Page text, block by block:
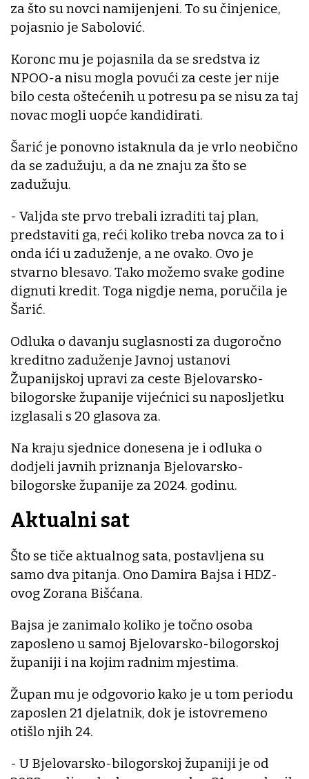
za što su novci namijenjeni. To su činjenice,
pojasnio je Sabolović.
Koronc mu je pojasnila da se sredstva iz
NPOO-a nisu mogla povući za ceste jer nije
bilo cesta oštećenih u potresu pa se nisu za taj
novac mogli uopće kandidirati.
Šarić je ponovno istaknula da je vrlo neobično
da se zadužuju, a da ne znaju za što se
zadužuju.
- Valjda ste prvo trebali izraditi taj plan,
predstaviti ga, reći koliko treba novca za to i
onda ići u zaduženje, a ne ovako. Ovo je
stvarno blesavo. Tako možemo svake godine
dignuti kredit. Toga nigdje nema, poručila je
Šarić.
Odluka o davanju suglasnosti za dugoročno
kreditno zaduženje Javnoj ustanovi
Županijskoj upravi za ceste Bjelovarsko-
bilogorske županije vijećnici su naposljetku
izglasali s 20 glasova za.
Na kraju sjednice donesena je i odluka o
dodjeli javnih priznanja Bjelovarsko-
bilogorske županije za 2024. godinu.
Aktualni sat
Što se tiče aktualnog sata, postavljena su
samo dva pitanja. Ono Damira Bajsa i HDZ-
ovog Zorana Bišćana.
Bajsa je zanimalo koliko je točno osoba
zaposleno u samoj Bjelovarsko-bilogorskoj
županiji i na kojim radnim mjestima.
Župan mu je odgovorio kako je u tom periodu
zaposlen 21 djelatnik, dok je istovremeno
otišlo njih 24.
- U Bjelovarsko-bilogorskoj županiji je od